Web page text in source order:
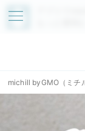
アプリで
michill byGMO（ミチ